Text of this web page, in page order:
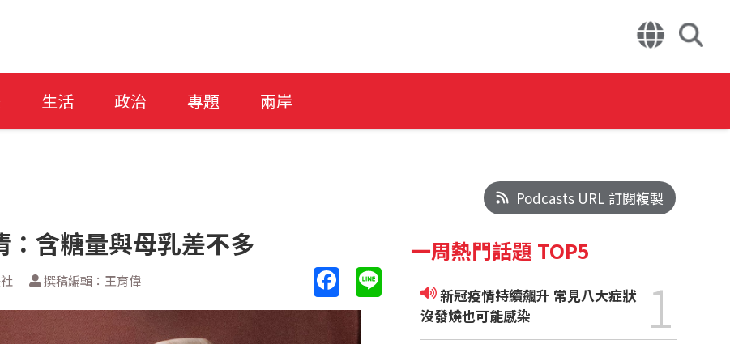
生活 政治 專題 兩岸
含糖量與母乳差不多
撰稿編輯：王育偉
Podcasts URL 訂閱複製
一周熱門話題 TOP5
新冠疫情持續飆升 常見八大症狀
沒發燒也可能感染
1